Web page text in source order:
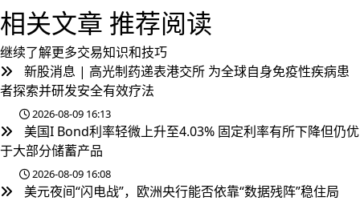
相关文章 推荐阅读
继续了解更多交易知识和技巧
新股消息 | 高光制药递表港交所 为全球自身免疫性疾病患
者探索并研发安全有效疗法
2026-08-09 16:13
美国I Bond利率轻微上升至4.03% 固定利率有所下降但仍优
于大部分储蓄产品
2026-08-09 16:08
美元夜间“闪电战”，欧洲央行能否依靠“数据残阵”稳住局